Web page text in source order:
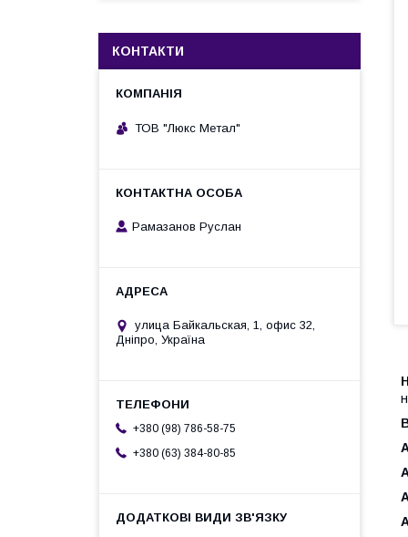
КОНТАКТИ
ТОВ "Люкс Метал"
Рамазанов Руслан
улица Байкальская, 1, офис 32,
Дніпро, Україна
+380 (98) 786-58-75
+380 (63) 384-80-85